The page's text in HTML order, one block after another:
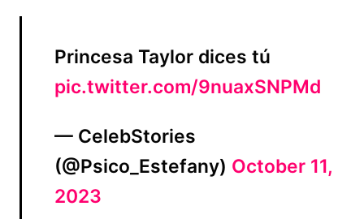
Princesa Taylor dices tú
pic.twitter.com/9nuaxSNPMd
— CelebStories
(@Psico_Estefany) October 11,
2023